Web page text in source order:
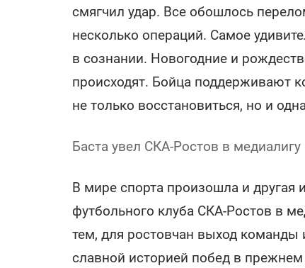
смягчил удар. Все обошлось
несколько операций. Самое
в сознании. Новогодние и
происходят. Бойца поддерживают
не только восстановиться, но и
Баста увел СКА-Ростов в медиалигу
В мире спорта произошла и другая
футбольного клуба СКА-Ростов в
тем, для ростовчан выход команды
славной историей побед в